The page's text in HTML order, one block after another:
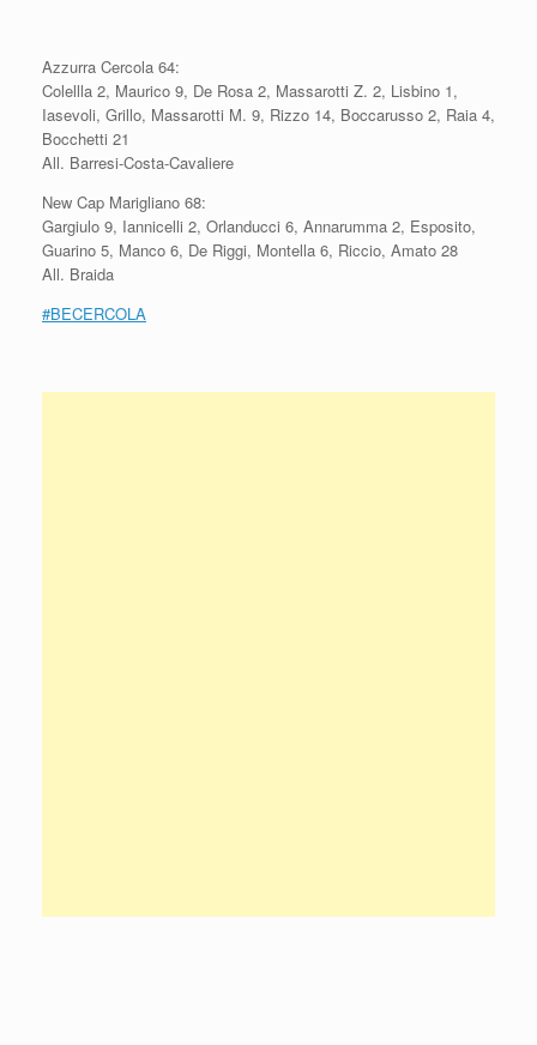
Azzurra Cercola 64:
Colellla 2, Maurico 9, De Rosa 2, Massarotti Z. 2, Lisbino 1,
Iasevoli, Grillo, Massarotti M. 9, Rizzo 14, Boccarusso 2, Raia 4,
Bocchetti 21
All. Barresi-Costa-Cavaliere
New Cap Marigliano 68:
Gargiulo 9, Iannicelli 2, Orlanducci 6, Annarumma 2, Esposito,
Guarino 5, Manco 6, De Riggi, Montella 6, Riccio, Amato 28
All. Braida
#BECERCOLA